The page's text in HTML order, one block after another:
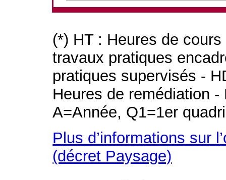
(*) HT : Heures de
travaux pratiques
pratiques supervisés -
Heures de remédiation
A=Année, Q1=1er
Plus d’informations sur
(décret Paysage)